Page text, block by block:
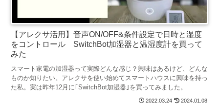
【アレクサ活用】音声ON/OFF&条件設定で日時と湿度
をコントロール SwitchBot加湿器と温湿度計を買って
みた
スマート家電の加湿器って実際どんな感じ？興味はあるけど、どんな
ものか知りたい。アレクサを使い始めてスマートハウスに興味を持っ
た私。実は昨年12月に｢SwitchBot加湿器｣を買ってみました。
2022.03.24 2024.01.08